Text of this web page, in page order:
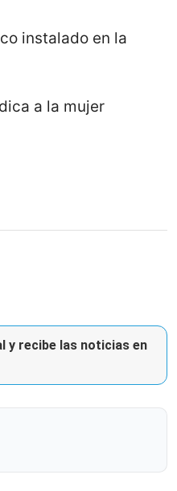
instalado en la
a la mujer
y recibe las noticias en